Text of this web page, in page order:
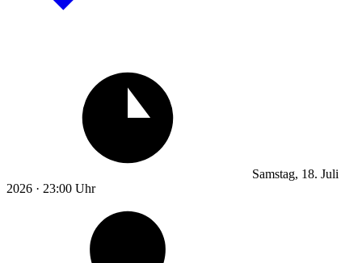
Samstag, 18. Juli
2026 · 23:00 Uhr